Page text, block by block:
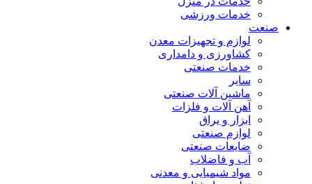
خدمات ورزشی
صنعت
لوازم و تجهیزات معدن
کشاورزی و دامداری
خدمات صنعتی
سایر
ماشین آلات صنعتی
آهن آلات و فلزات
ابزار و یراق
لوازم صنعتی
ضایعات صنعتی
آب و فاضلاب
مواد شیمیایی و معدنی